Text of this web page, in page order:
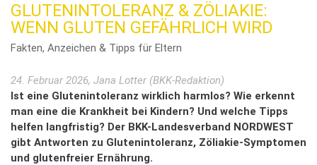
GLUTENINTOLERANZ & ZÖLIAKIE:
WENN GLUTEN GEFÄHRLICH WIRD
Fakten, Anzeichen & Tipps für Eltern
24. Februar 2026, Jana Lotter (BKK-Redaktion)
Ist eine Glutenintoleranz wirklich harmlos? Wie erkennt
man eine die Krankheit bei Kindern? Und welche Tipps
helfen langfristig? Der BKK-Landesverband NORDWEST
gibt Antworten zu Glutenintoleranz, Zöliakie-Symptomen
und glutenfreier Ernährung.